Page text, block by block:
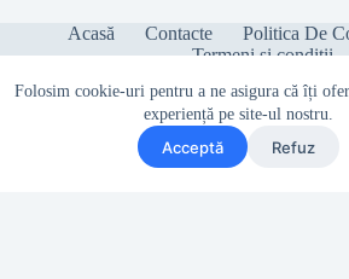
Folosim cookie-uri pentru a ne asigura că îți
experiență pe site-ul nostru.
Acceptă Refuz
Acasă Contacte
Politica De
Termeni și condiții